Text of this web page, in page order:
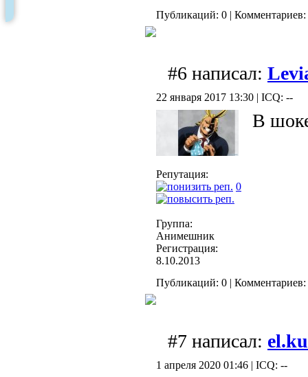
Публикаций: 0 | Комментариев:
#6 написал:
22 января 2017 13:30 | ICQ: --
Репутация:
0
Группа:
Анимешник
Регистрация:
8.10.2013
В
Публикаций: 0 | Комментариев:
#7 написал:
1 апреля 2020 01:46 | ICQ: --